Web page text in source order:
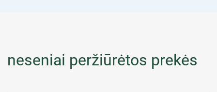
neseniai peržiūrėtos prekės